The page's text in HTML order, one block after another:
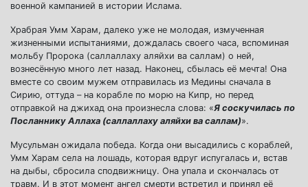
военной кампанией в истории Ислама.
Храбрая Умм Харам, далеко уже не молодая, измученная
жизненными испытаниями, дождалась своего часа, вспоминая
мольбу Пророка (саллаллаху аляйхи ва саллам) о ней,
вознесённую много лет назад. Наконец, сбылась её мечта! Она
вместе со своим мужем отправилась из Медины сначала в
Сирию, оттуда – на корабле по морю на Кипр, но перед
отправкой на джихад она произнесла слова: «Я соскучилась по
Посланнику Аллаха (саллаллаху аляйхи ва саллам)».
Мусульман ожидала победа. Когда они высадились с кораблей,
Умм Харам села на лошадь, которая вдруг испугалась и, встав
на дыбы, сбросила сподвижницу. Она упала и скончалась от
травм. И в этот момент ангел смерти встретил и принял её